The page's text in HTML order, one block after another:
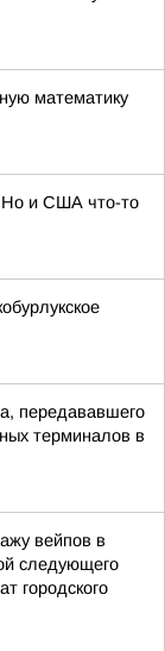
математику
и США что-то
передававшего
терминалов в
вейпов в
следующего
городского